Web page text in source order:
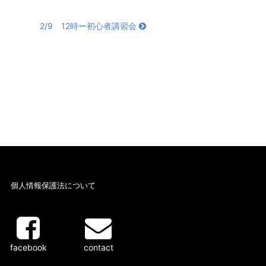
2/9 12時ー初心者講習会
個人情報保護法について
facebook contact